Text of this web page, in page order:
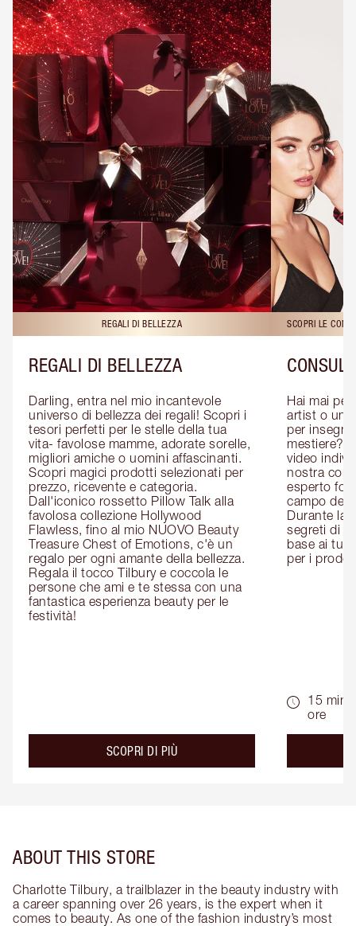
REGALI DI BELLEZZA
REGALI DI BELLEZZA
Darling, entra nel mio incantevole
universo di bellezza dei regali! Scopri i
tesori perfetti per le stelle della tua
vita- favolose mamme, adorate sorelle,
migliori amiche o uomini affascinanti.
Scopri magici prodotti selezionati per
prezzo, ricevente e categoria.
Dall'iconico rossetto Pillow Talk alla
favolosa collezione Hollywood
Flawless, fino al mio NUOVO Beauty
Treasure Chest of Emotions, c'è un
regalo per ogni amante della bellezza.
Regala il tocco Tilbury e coccola le
persone che ami e te stessa con una
fantastica esperienza beauty per le
festività!
SCOPRI DI PIÙabout the
SCOPRI LE
Hai mai
artist o un
per
mestiere?
video
nostra
esperto
campo del
Durante la
segreti di
base ai
per i
15 min
ore
ABOUT THIS STORE
Charlotte Tilbury, a trailblazer in the beauty industry with
a career spanning over 26 years, is the expert when it
comes to beauty. As one of the fashion industry’s most